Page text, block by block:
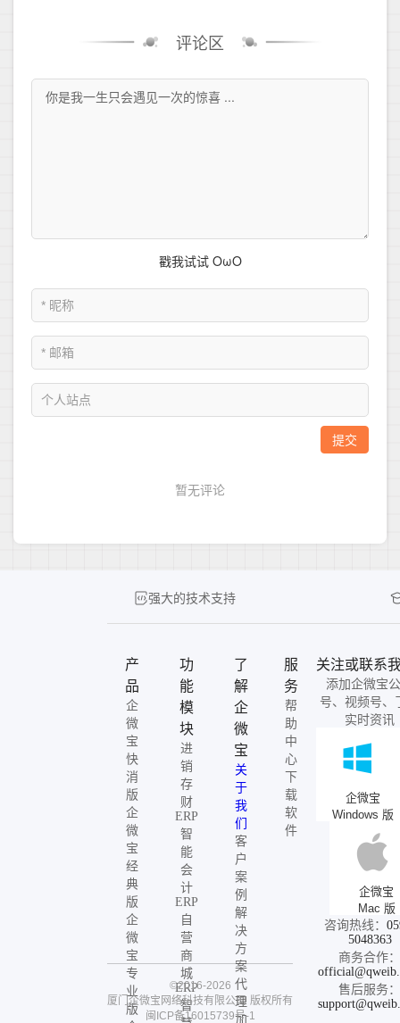
评论区
强大的技术支持
产
品
企
微
宝
快
消
版
企
微
宝
经
典
版
企
微
宝
专
业
版
功
能
模
块
进
销
存
财
ERP
智
能
会
计
ERP
自
营
商
城
ERP
智
了
解
企
微
宝
关
于
我
们
客
户
案
例
解
决
方
案
代
理
加
服
务
帮
助
中
心
下
载
软
件
关注或联系
添加企微宝
号、视频号、
实时资讯
企微宝
Windows 版
企微宝
Mac 版
咨询热线：
5048363
商务合作：
售后服务：
©2016-2026
厦门企微宝网络科技有限公司 版权所有
闽ICP备16015739号-1